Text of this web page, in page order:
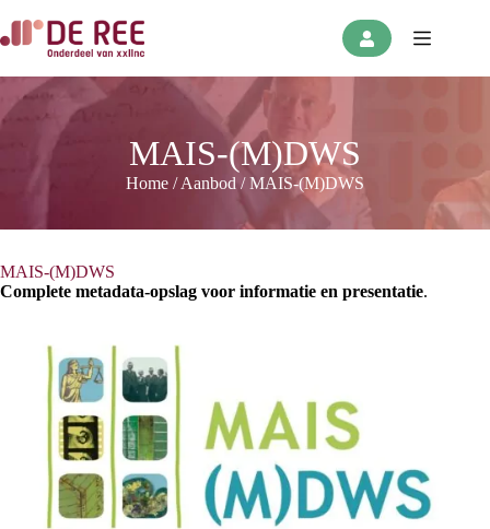
naar
de
MAIS-(M)DWS
Home /Aanbod /MAIS-(M)DWS
MAIS-(M)DWS
Complete metadata-opslag voor informatie en presentatie.